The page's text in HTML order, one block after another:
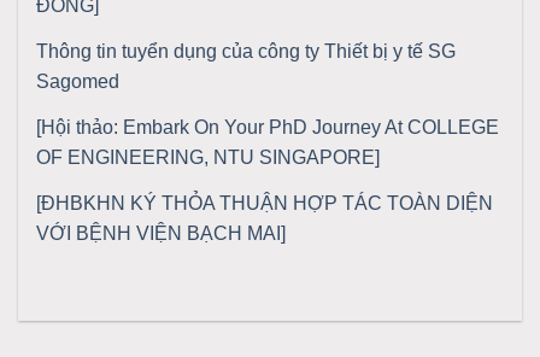
ĐÔNG]
Thông tin tuyển dụng của công ty Thiết bị y tế SG
Sagomed
[Hội thảo: Embark On Your PhD Journey At COLLEGE
OF ENGINEERING, NTU SINGAPORE]
[ĐHBKHN KÝ THỎA THUẬN HỢP TÁC TOÀN DIỆN
VỚI BỆNH VIỆN BẠCH MAI]